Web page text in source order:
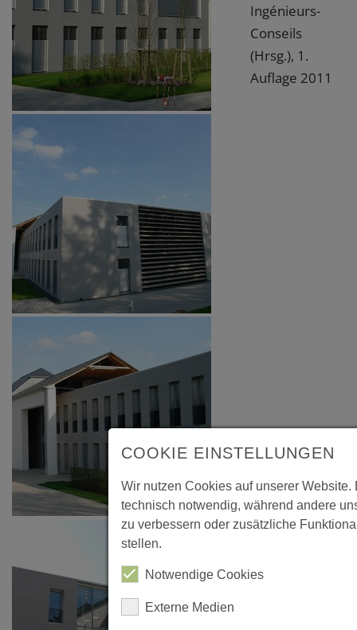
Ingénieurs-
Conseils
(Hrsg.), 1.
Auflage 2011
COOKIE EINSTELLUNGEN
Wir nutzen Cookies auf unserer
technisch notwendig, während andere
zu verbessern oder zusätzliche
stellen.
Notwendige Cookies
Externe Medien